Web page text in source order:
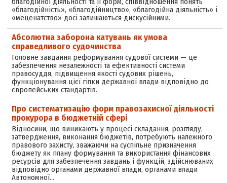
«благодійність», «благодійництво», «благодійна діяльність» і
«меценатство» досі залишаються дискусійними.
Абсолютна заборона катувань як умова
справедливого судочинства
Головне завдання реформування судової системи — це
забезпечення незалежності та ефективності системи
правосуддя, підвищення якості судових рішень,
функціонування цієї гілки державної влади відповідно до
європейських стандартів.
Про систематизацію форм правозахисної діяльності
прокурора в бюджетній сфері
Відносини, що виникають у процесі складання, розгляду,
затвердження, виконання бюджетів, потребують належного
правового захисту, зважаючи на суспільне призначення
бюджету як плану формування та використання фінансових
ресурсів для забезпечення завдань і функцій, здійснюваних
відповідно органами державної влади, органами влади
Автономної…